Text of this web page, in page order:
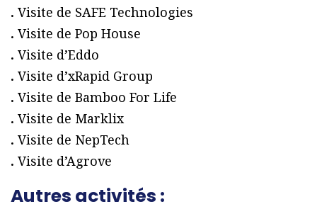
. Visite de SAFE Technologies
. Visite de Pop House
. Visite d’Eddo
. Visite d’xRapid Group
. Visite de Bamboo For Life
. Visite de Marklix
. Visite de NepTech
. Visite d’Agrove
Autres activités :